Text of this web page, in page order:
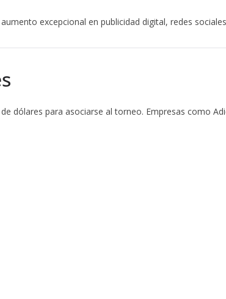
excepcional en publicidad digital, redes
dólares para asociarse al torneo. Empresas como